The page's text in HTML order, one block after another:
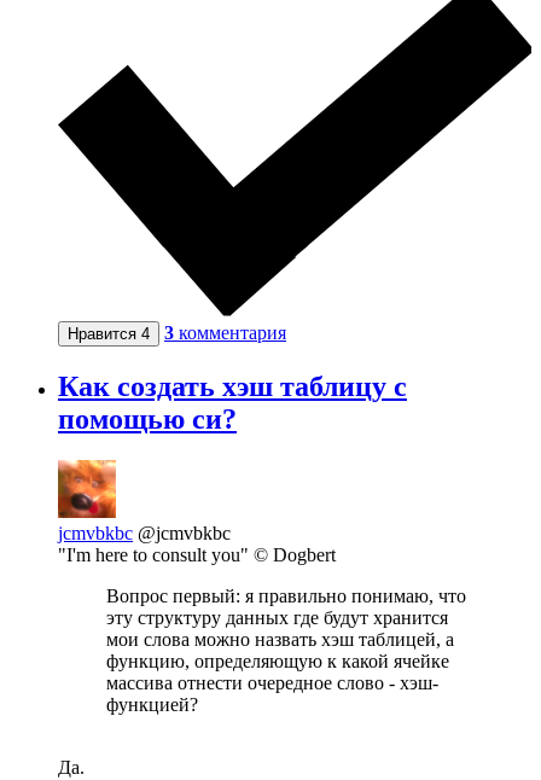
Нравится 4 3 комментария
Как создать хэш таблицу с
помощью си?
jcmvbkbc @jcmvbkbc
"I'm here to consult you" © Dogbert
Вопрос первый: я правильно понимаю, что
эту структуру данных где будут хранится
мои слова можно назвать хэш таблицей, а
функцию, определяющую к какой ячейке
массива отнести очередное слово - хэш-
функцией?
Да.